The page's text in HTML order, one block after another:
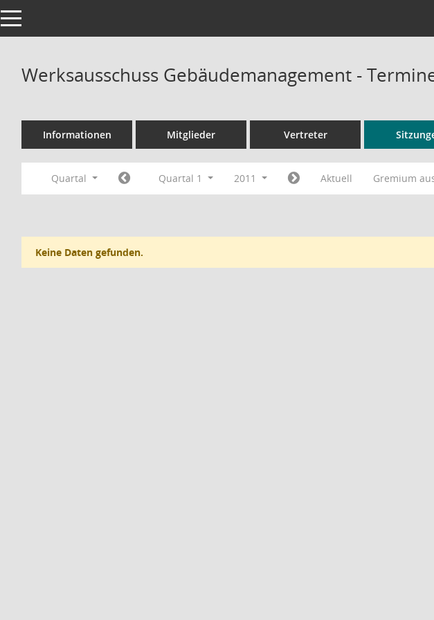
Toggle navigation
Werksausschuss Gebäudemanagement -
Informationen Mitglieder Vertreter
Quartal Quartal 1 2011 Aktuell Gremium
Keine Daten gefunden.